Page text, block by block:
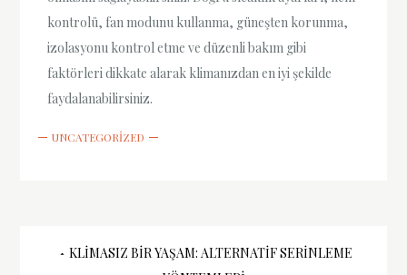
kontrolü, fan modunu kullanma, güneşten korunma,
izolasyonu kontrol etme ve düzenli bakım gibi
faktörleri dikkate alarak klimanızdan en iyi şekilde
faydalanabilirsiniz.
UNCATEGORIZED
Yazı
KLIMASIZ BIR YAŞAM: ALTERNATIF SERINLEME